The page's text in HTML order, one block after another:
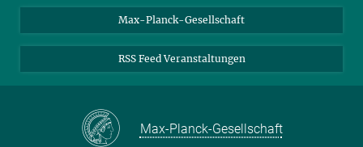
Schülerinnen und Schüler
Max-Planck-Gesellschaft
RSS Feed Veranstaltungen
Max-Planck-Gesellschaft